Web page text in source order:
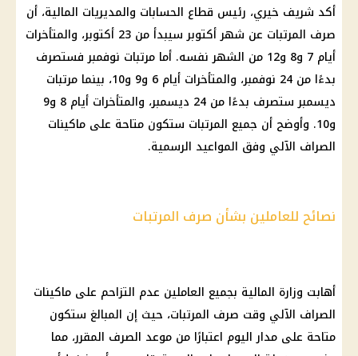
أكد شريف خيري، رئيس قطاع الحسابات والمديريات المالية، أن
صرف المرتبات عن شهر أكتوبر سيبدأ من 23 أكتوبر، والمتأخرات
أيام 7 و8 و12 من الشهر نفسه. أما مرتبات نوفمبر فستصرف
بدءًا من 24 نوفمبر، والمتأخرات أيام 6 و9 و10، بينما مرتبات
ديسمبر ستصرف بدءًا من 24 ديسمبر، والمتأخرات أيام 8 و9
و10. وأوضح أن جميع المرتبات ستكون متاحة على ماكينات
الصراف الآلي وفق المواعيد الرسمية.
نصائح للعاملين بشأن صرف المرتبات
أهابت وزارة المالية بجميع العاملين عدم التزاحم على ماكينات
الصراف الآلي وقت صرف المرتبات، حيث إن المبالغ ستكون
متاحة على مدار اليوم اعتبارًا من موعد الصرف المقرر، مما